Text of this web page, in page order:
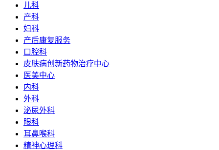
儿科
产科
妇科
产后康复服务
口腔科
皮肤病创新药物治疗中心
医美中心
内科
外科
泌尿外科
眼科
耳鼻喉科
精神心理科